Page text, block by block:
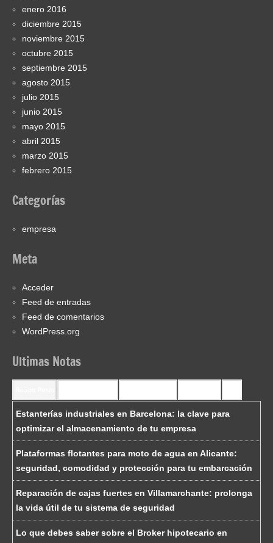
enero 2016
diciembre 2015
noviembre 2015
octubre 2015
septiembre 2015
agosto 2015
julio 2015
junio 2015
mayo 2015
abril 2015
marzo 2015
febrero 2015
Categorías
empresa
Meta
Acceder
Feed de entradas
Feed de comentarios
WordPress.org
Ultimas Notas
Estanterías industriales en Barcelona: la clave para
optimizar el almacenamiento de tu empresa
Plataformas flotantes para moto de agua en Alicante:
seguridad, comodidad y protección para tu embarcación
Reparación de cajas fuertes en Villamarchante: prolonga
la vida útil de tu sistema de seguridad
Lo que debes saber sobre el Broker hipotecario en